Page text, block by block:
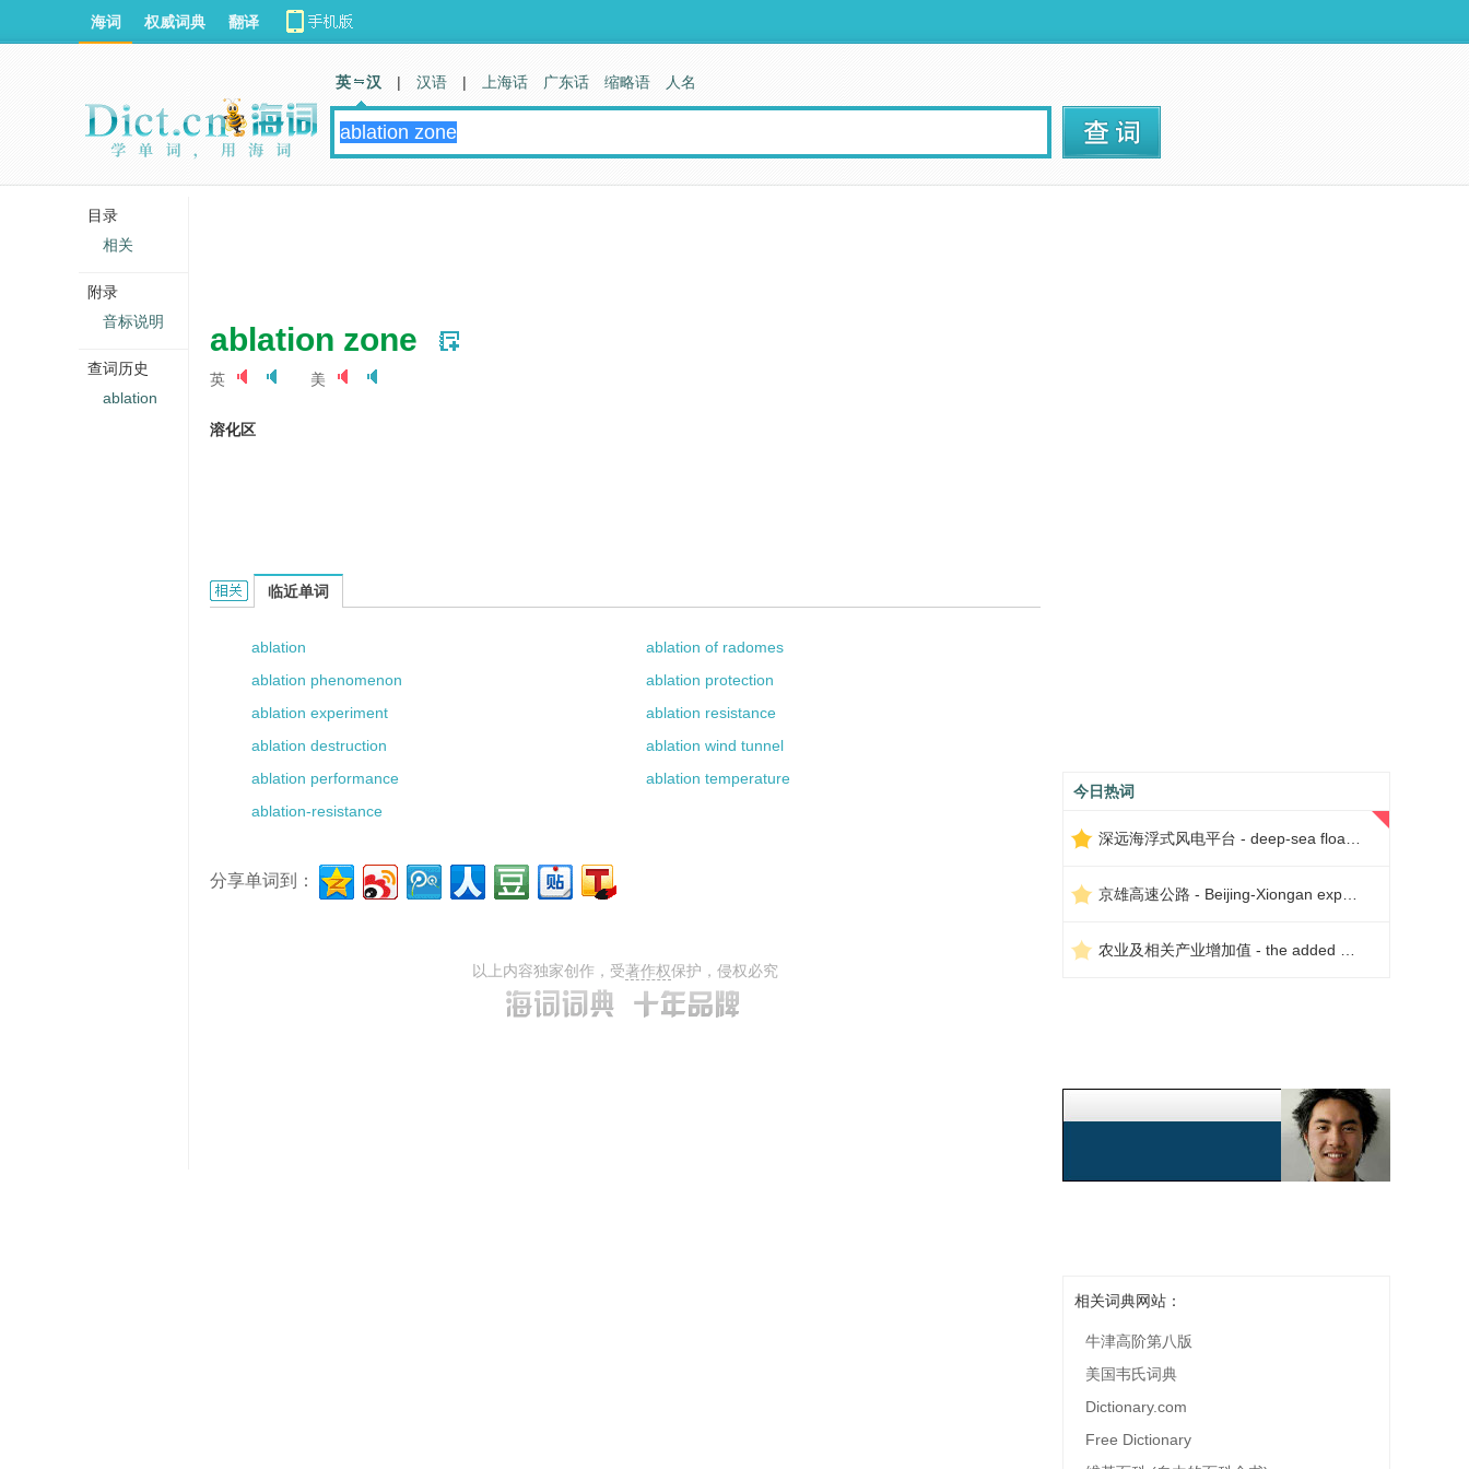
ablation zone
英 美
溶化区
ablation zone的相关资料：
临近单词
ablation
ablation of radomes
ablation phenomenon
ablation protection
ablation experiment
ablation resistance
ablation destruction
ablation wind tunnel
ablation performance
ablation temperature
ablation-resistance
分享单词到：
以上内容独家创作，受著作权保护，侵权必究
今日热词
相关词典网站：
牛津高阶第八版
美国韦氏词典
Dictionary.com
Free Dictionary
海词 权威词典 翻译
英 汉 | 汉语 | 上海话 广东话 缩略语 人名
目录
相关
附录
音标说明
查词历史
ablation